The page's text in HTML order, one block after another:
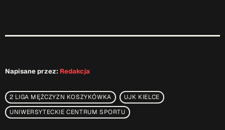
Serwis Informacyjny
19:00 - 19:05
Napisane przez: Redakcja
2 LIGA MĘŻCZYZN KOSZYKÓWKA
UJK KIELCE
UNIWERSYTECKIE CENTRUM SPORTU